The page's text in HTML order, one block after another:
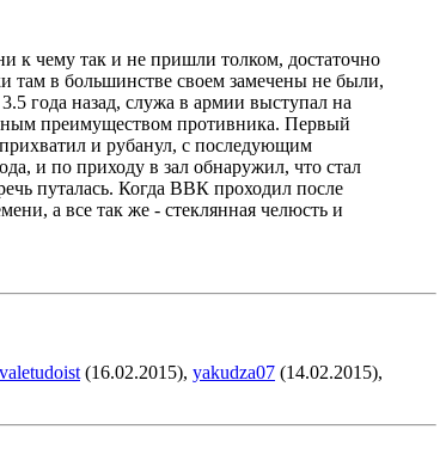
к чему так и не пришли толком, достаточно
там в большинстве своем замечены не были,
года назад, служа в армии выступал на
преимуществом противника. Первый
и рубанул, с последующим
и по приходу в зал обнаружил, что стал
путалась. Когда ВВК проходил после
а все так же - стеклянная челюсть и
valetudoist (16.02.2015), yakudza07 (14.02.2015),